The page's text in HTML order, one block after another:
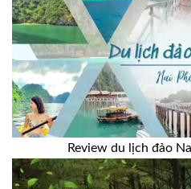
Review du lịch đảo